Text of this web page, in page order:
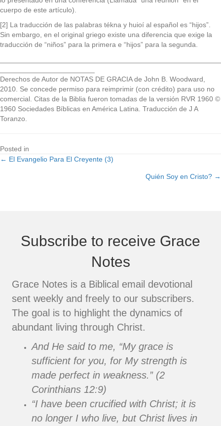
cuerpo de este artículo).
[2] La traducción de las palabras tékna y huioí al español es “hijos”.
Sin embargo, en el original griego existe una diferencia que exige la
traducción de “niños” para la primera e “hijos” para la segunda.
Derechos de Autor de NOTAS DE GRACIA de John B. Woodward,
2010. Se concede permiso para reimprimir (con crédito) para uso no
comercial. Citas de la Biblia fueron tomadas de la versión RVR 1960 ©
1960 Sociedades Bíblicas en América Latina. Traducción de J A
Toranzo.
Posted in
Posts
← El Evangelio Para El Creyente (3)
Quién Soy en Cristo? →
Subscribe to receive Grace
Notes
Grace Notes is a Biblical email devotional
sent weekly and freely to our subscribers.
The goal is to highlight the dynamics of
abundant living through Christ.
And He said to me, “My grace is
sufficient for you, for My strength is
made perfect in weakness.” (2
Corinthians 12:9)
“I have been crucified with Christ; it is
no longer I who live, but Christ lives in